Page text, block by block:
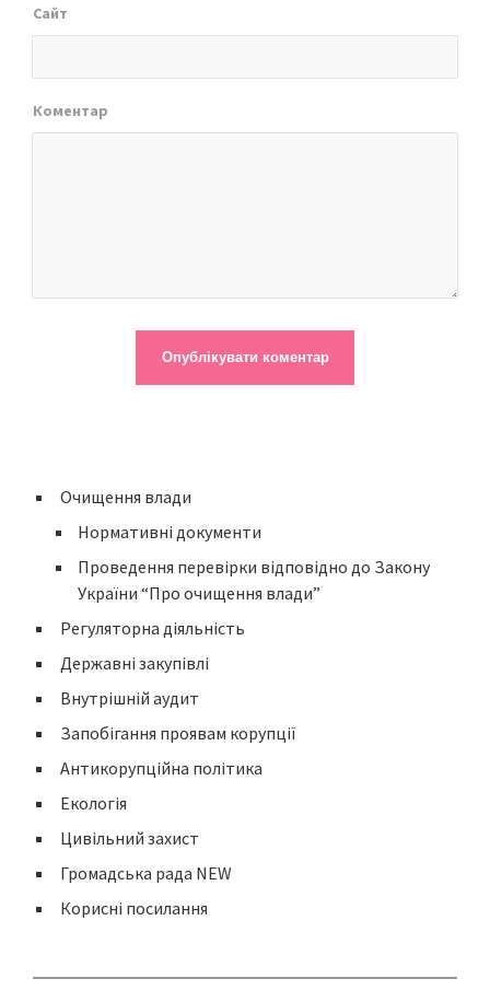
Сайт
Коментар
Очищення влади
Нормативні документи
Проведення перевірки відповідно до Закону
України “Про очищення влади”
Регуляторна діяльність
Державні закупівлі
Внутрішній аудит
Запобігання проявам корупції
Антикорупційна політика
Екологія
Цивільний захист
Громадська рада NEW
Корисні посилання